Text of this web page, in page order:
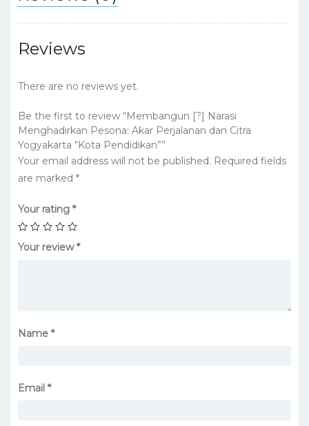
Reviews
There are no reviews yet.
Be the first to review “Membangun [?] Narasi
Menghadirkan Pesona: Akar Perjalanan dan Citra
Yogyakarta “Kota Pendidikan””
Your email address will not be published. Required fields
are marked *
Your rating *
Your review*
Name *
Email *